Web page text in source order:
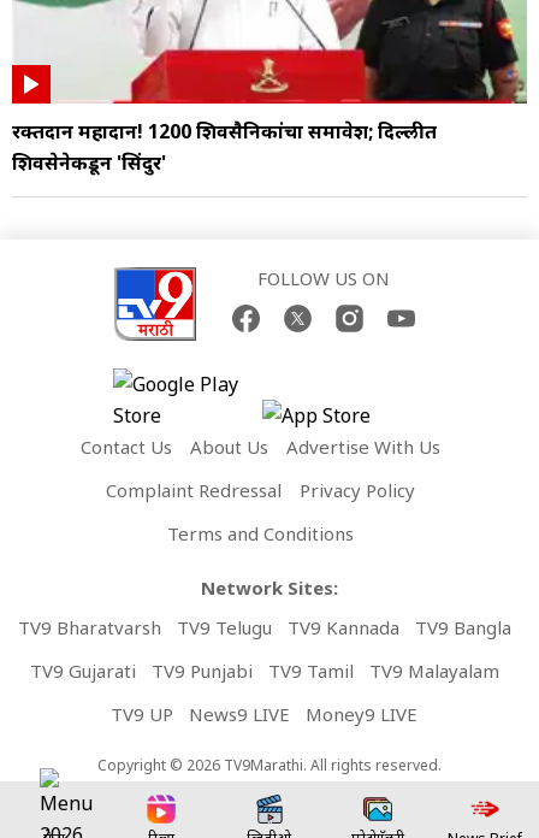
रक्तदान महादान! 1200 शिवसैनिकांचा समावेश; दिल्लीत
शिवसेनेकडून 'सिंदुर'
FOLLOW US ON
Contact Us About Us
Advertise With Us
Complaint Redressal
Privacy Policy
Terms and Conditions
Network Sites:
TV9 Bharatvarsh
TV9 Telugu TV9 Kannada
TV9 Bangla
TV9 Gujarati
TV9 Punjabi TV9 Tamil
TV9 Malayalam
TV9 UP
News9 LIVE Money9 LIVE
Copyright © 2026 TV9Marathi. All rights reserved.